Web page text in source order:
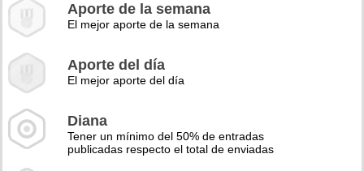
Aporte de la semana
El mejor aporte de la semana
Aporte del día
El mejor aporte del día
Diana
Tener un mínimo del 50% de entradas
publicadas respecto el total de enviadas